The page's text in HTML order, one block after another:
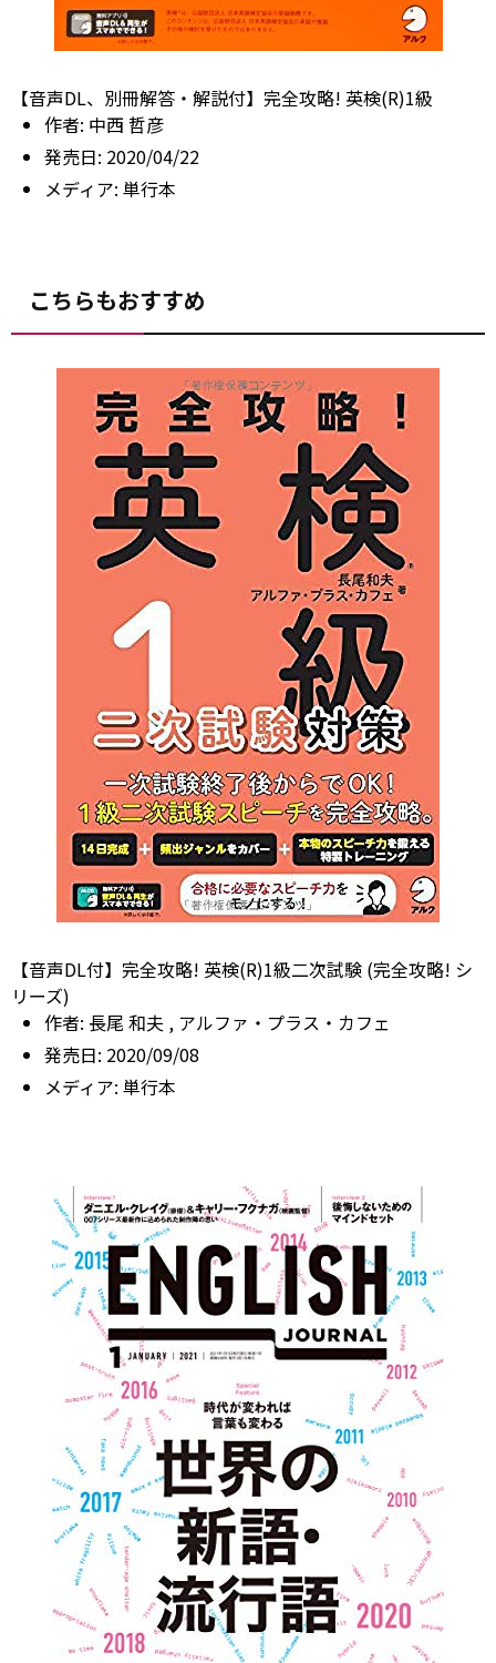
【音声DL、別冊解答・解説付】完全攻略! 英検(R)1級
作者: 中西 哲彦
発売日: 2020/04/22
メディア: 単行本
こちらもおすすめ
【音声DL付】完全攻略! 英検(R)1級二次試験 (完全攻略! シ
リーズ)
作者: 長尾 和夫 , アルファ・プラス・カフェ
発売日: 2020/09/08
メディア: 単行本